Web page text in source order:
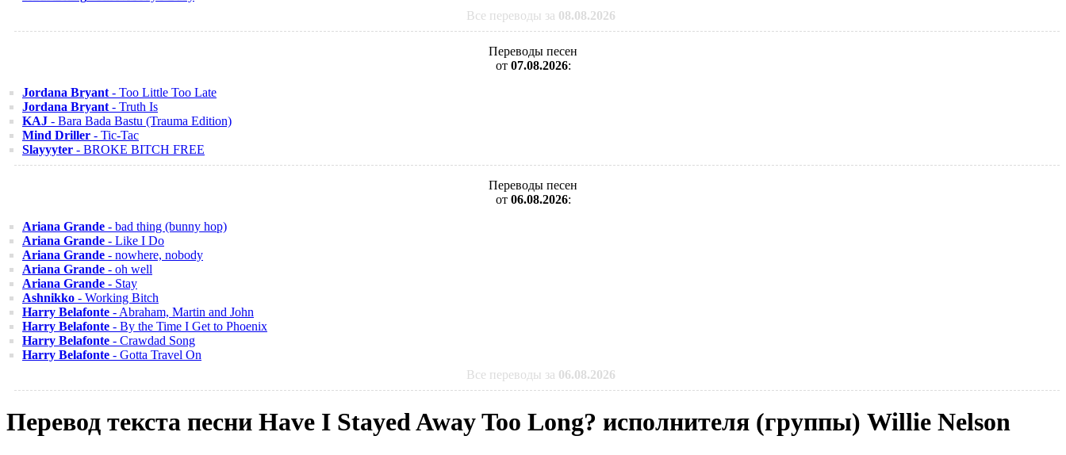
Все переводы за 08.08.2026
Переводы песен
от 07.08.2026:
Jordana Bryant - Too Little Too Late
Jordana Bryant - Truth Is
KAJ - Bara Bada Bastu (Trauma Edition)
Mind Driller - Tic-Tac
Slayyyter - BROKE BITCH FREE
Переводы песен
от 06.08.2026:
Ariana Grande - bad thing (bunny hop)
Ariana Grande - Like I Do
Ariana Grande - nowhere, nobody
Ariana Grande - oh well
Ariana Grande - Stay
Ashnikko - Working Bitch
Harry Belafonte - Abraham, Martin and John
Harry Belafonte - By the Time I Get to Phoenix
Harry Belafonte - Crawdad Song
Harry Belafonte - Gotta Travel On
Все переводы за 06.08.2026
Перевод текста песни Have I Stayed Away Too Long? исполнителя (группы) Willie Nelson